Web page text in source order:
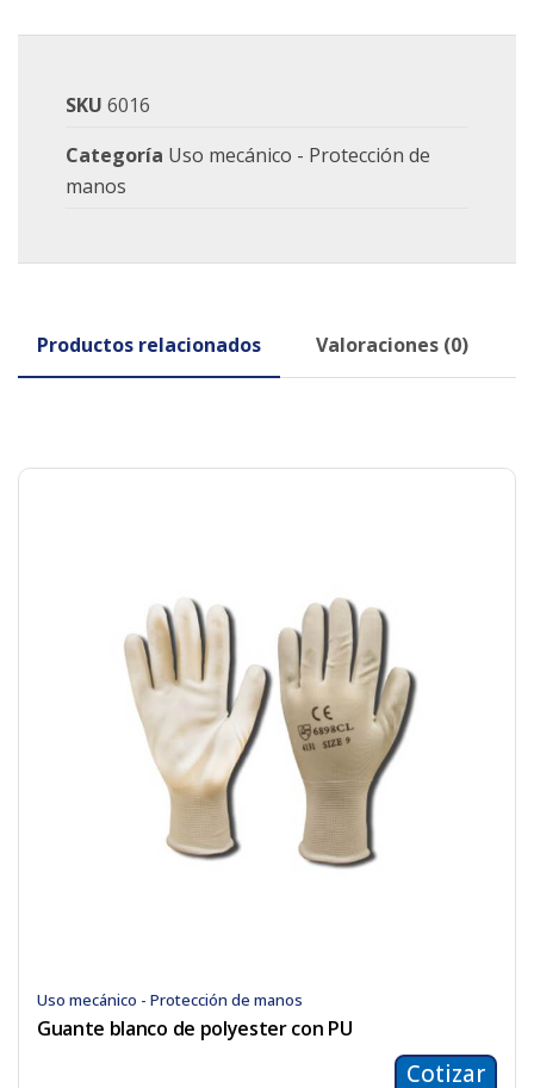
SKU 6016
Categoría Uso mecánico - Protección de
manos
Productos relacionados Valoraciones (0)
Uso mecánico - Protección de manos
Guante blanco de polyester con PU
Cotizar